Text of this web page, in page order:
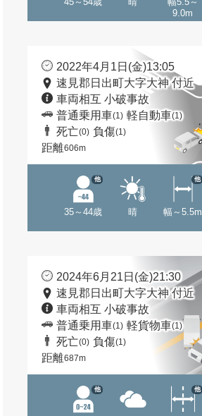
9.0m
2022年4月1日(金)13:05
速見郡日出町大字大神 付近
車両相互 小破事故
普通乗用車(1) 軽自動車(1)
死亡(0) 負傷(1)
距離606m
35～44歳
他
晴 幅～5.5m
他
2024年6月21日(金)21:30
速見郡日出町大字大神 付近
車両相互 小破事故
普通乗用車(1) 軽貨物車(1)
死亡(0) 負傷(1)
距離687m
他 他